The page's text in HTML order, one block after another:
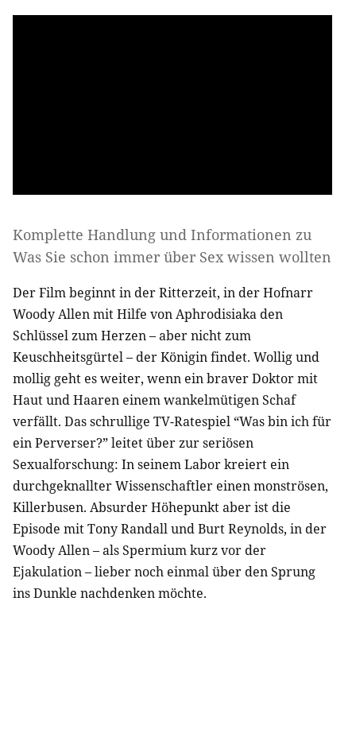
Komplette Handlung und Informationen zu
Was Sie schon immer über Sex wissen wollten
Der Film beginnt in der Ritterzeit, in der Hofnarr
Woody Allen mit Hilfe von Aphrodisiaka den
Schlüssel zum Herzen – aber nicht zum
Keuschheitsgürtel – der Königin findet. Wollig und
mollig geht es weiter, wenn ein braver Doktor mit
Haut und Haaren einem wankelmütigen Schaf
verfällt. Das schrullige TV-Ratespiel “Was bin ich für
ein Perverser?” leitet über zur seriösen
Sexualforschung: In seinem Labor kreiert ein
durchgeknallter Wissenschaftler einen monströsen,
Killerbusen. Absurder Höhepunkt aber ist die
Episode mit Tony Randall und Burt Reynolds, in der
Woody Allen – als Spermium kurz vor der
Ejakulation – lieber noch einmal über den Sprung
ins Dunkle nachdenken möchte.